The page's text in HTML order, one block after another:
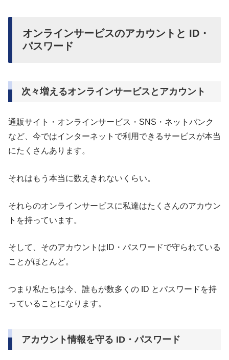
オンラインサービスのアカウントと ID・
パスワード
次々増えるオンラインサービスとアカウント
通販サイト・オンラインサービス・SNS・ネットバンク
など、今ではインターネットで利用できるサービスが本当
にたくさんあります。
それはもう本当に数えきれないくらい。
それらのオンラインサービスに私達はたくさんのアカウン
トを持っています。
そして、そのアカウントはID・パスワードで守られている
ことがほとんど。
つまり私たちは今、誰もが数多くの ID とパスワードを持
っていることになります。
アカウント情報を守る ID・パスワード